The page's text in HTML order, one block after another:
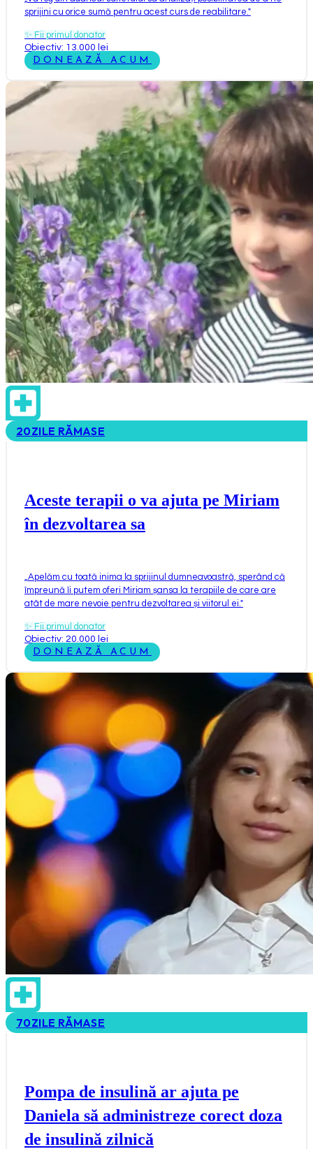
sprijini cu orice sumă pentru acest curs de reabilitare. "
✨ Fii primul donator
Obiectiv: 13.000 lei
DONEAZĂ ACUM
20ZILE RĂMASE
Aceste terapii o va ajuta pe Miriam
în dezvoltarea sa
Apelăm cu toată inima la sprijinul dumneavoastră, sperând că
împreună îi putem oferi Miriam șansa la terapiile de care are
atât de mare nevoie pentru dezvoltarea și viitorul ei. "
✨ Fii primul donator
Obiectiv: 20.000 lei
DONEAZĂ ACUM
70ZILE RĂMASE
Pompa de insulină ar ajuta pe
Daniela să administreze corect doza
de insulină zilnică